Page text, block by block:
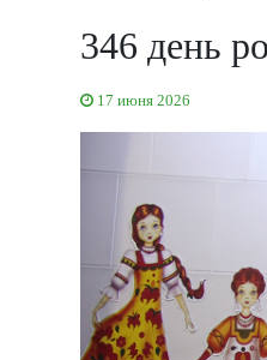
346 день
17 июня 2026